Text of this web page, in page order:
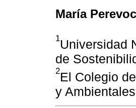
María
1Universidad
de
2El Colegio
y